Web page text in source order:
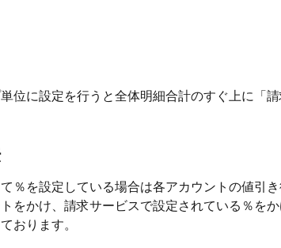
位に設定を行うと全体明細合計のすぐ上に「
％を設定している場合は各アカウントの値引
をかけ、請求サービスで設定されている％を
おります。